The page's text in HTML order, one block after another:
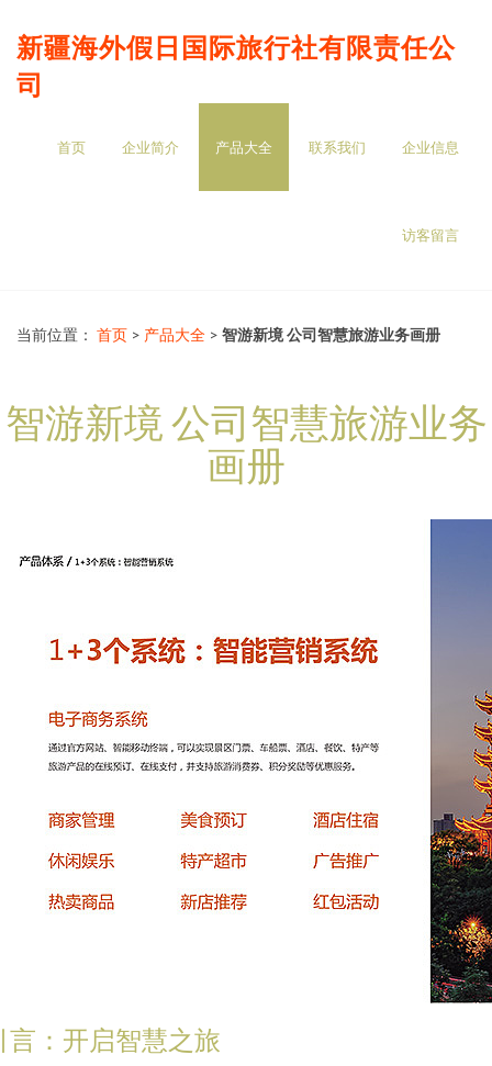
新疆海外假日国际旅行社有限责任公
司
首页 企业简介 产品大全 联系我们 企业信息
访客留言
当前位置： 首页 > 产品大全 > 智游新境 公司智慧旅游业务画册
智游新境 公司智慧旅游业务
画册
言：开启智慧之旅